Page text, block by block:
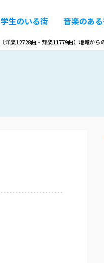
学生のいる街 音楽のあ
（洋楽12728曲・邦楽11779曲） 地域から